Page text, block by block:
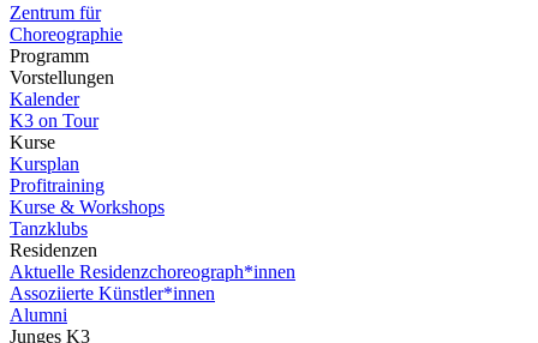
Zentrum für
Choreographie
Programm
Vorstellungen
Kalender
K3 on Tour
Kurse
Kursplan
Profitraining
Kurse & Workshops
Tanzklubs
Residenzen
Aktuelle Residenzchoreograph*innen
Assoziierte Künstler*innen
Alumni
Junges K3